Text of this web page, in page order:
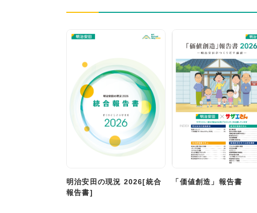
明治安田の現況 2026[統合
報告書]
「価値創造」報告書